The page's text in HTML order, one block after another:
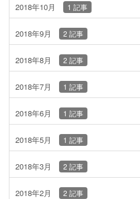
2018年10月 1 記事
2018年9月 2 記事
2018年8月 2 記事
2018年7月 1 記事
2018年6月 1 記事
2018年5月 1 記事
2018年3月 2 記事
2018年2月 2 記事